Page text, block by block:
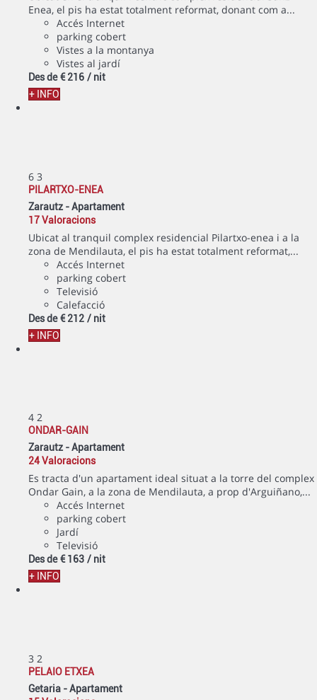
Enea, el pis ha estat totalment reformat, donant com a...
Accés Internet
parking cobert
Vistes a la montanya
Vistes al jardí
Des de € 216 / nit
+ INFO
6 3
PILARTXO-ENEA
Zarautz -Apartament
17 Valoracions
Ubicat al tranquil complex residencial Pilartxo-enea i a la
zona de Mendilauta, el pis ha estat totalment reformat,...
Accés Internet
parking cobert
Televisió
Calefacció
Des de € 212 / nit
+ INFO
4 2
ONDAR-GAIN
Zarautz -Apartament
24 Valoracions
Es tracta d'un apartament ideal situat a la torre del complex
Ondar Gain, a la zona de Mendilauta, a prop d'Arguiñano,...
Accés Internet
parking cobert
Jardí
Televisió
Des de € 163 / nit
+ INFO
3 2
PELAIO ETXEA
Getaria -Apartament